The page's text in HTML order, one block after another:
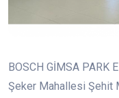
BOSCH GİMSA PARK
Şeker Mahallesi Şehit